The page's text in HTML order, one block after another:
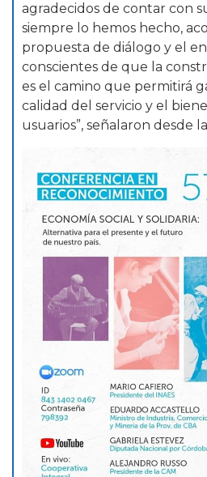
agradecidos de contar con
siempre lo hemos hecho,
propuesta de diálogo y el
conscientes de que la
es el camino que permitirá
calidad del servicio y el
usuarios”, señalaron desde